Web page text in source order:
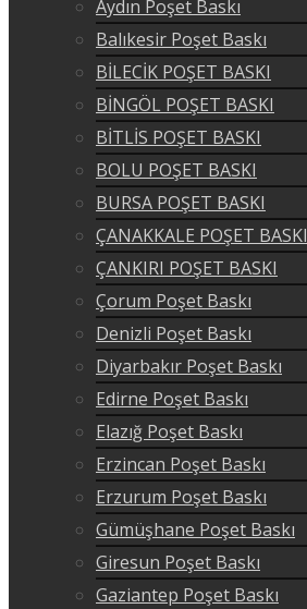
Aydın Poşet Baskı
Balıkesir Poşet Baskı
BİLECİK POŞET BASKI
BİNGÖL POŞET BASKI
BİTLİS POŞET BASKI
BOLU POŞET BASKI
BURSA POŞET BASKI
ÇANAKKALE POŞET BASKI
ÇANKIRI POŞET BASKI
Çorum Poşet Baskı
Denizli Poşet Baskı
Diyarbakır Poşet Baskı
Edirne Poşet Baskı
Elazığ Poşet Baskı
Erzincan Poşet Baskı
Erzurum Poşet Baskı
Gümüşhane Poşet Baskı
Giresun Poşet Baskı
Gaziantep Poşet Baskı